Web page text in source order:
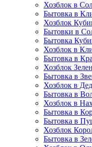
Хозблок в
Бытовка в
Хозблок
Бытовки в
Бытовка
Хозблок в
Бытовка в
Хозблок
Бытовка в
Хозблок в
Бытовка в
Хозблок в
Бытовка в
Бытовкa в
Хозблок
Бытовка в